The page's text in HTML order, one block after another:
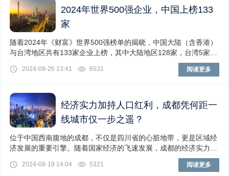
2024年世界500强企业，中国上榜133
家
随着2024年《财富》世界500强榜单的揭晓，中国大陆（含香港）
与台湾地区共有133家企业上榜，其中大陆地区128家，台湾5家，
2024-08-26 13:41 6531 阅读更多
经济实力加持人口红利，成都凭何距一
线城市仅一步之遥？
位于中国西南腹地的成都，不仅是四川省的心脏地带，更是区域经
济发展的重要引擎。随着国家经济的飞速发展，成都的经济实力日
2024-08-19 14:04 5321 阅读更多